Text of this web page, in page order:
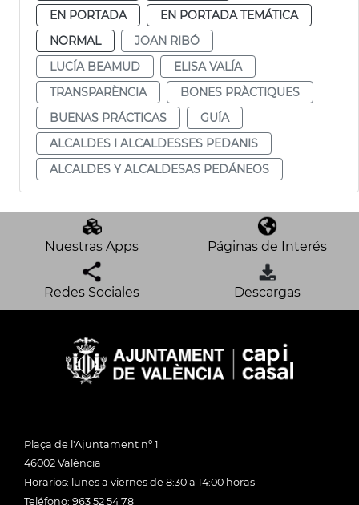
EN PORTADA
EN PORTADA TEMÁTICA
NORMAL
JOAN RIBÓ
LUCÍA BEAMUD
ELISA VALÍA
TRANSPARÈNCIA
BONES PRÀCTIQUES
BUENAS PRÁCTICAS
GUÍA
ALCALDES I ALCALDESSES PEDANIS
ALCALDES Y ALCALDESAS PEDÁNEOS
Nuestras Apps Páginas de Interés
Redes Sociales Descargas
Plaça de l'Ajuntament nº 1
46002 València
Horarios: lunes a viernes de 8:30 a 14:00 horas
Teléfono: 963 52 54 78